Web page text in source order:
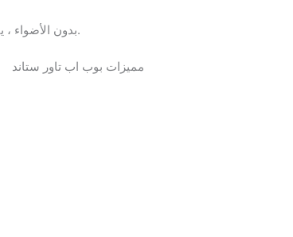
بدون الأضواء ، يتم استخدام البوليستر المصنوع بطبقة من الساتان 350 ميكرون مع 250 ميكرون فوق الصفائح مما لا يسمح للضوء بالمرور.
مميزات بوب اب تاور ستاند